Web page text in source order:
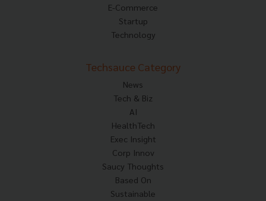
E-Commerce
Startup
Technology
Techsauce Category
News
Tech & Biz
AI
HealthTech
Exec Insight
Corp Innov
Saucy Thoughts
Based On
Sustainable